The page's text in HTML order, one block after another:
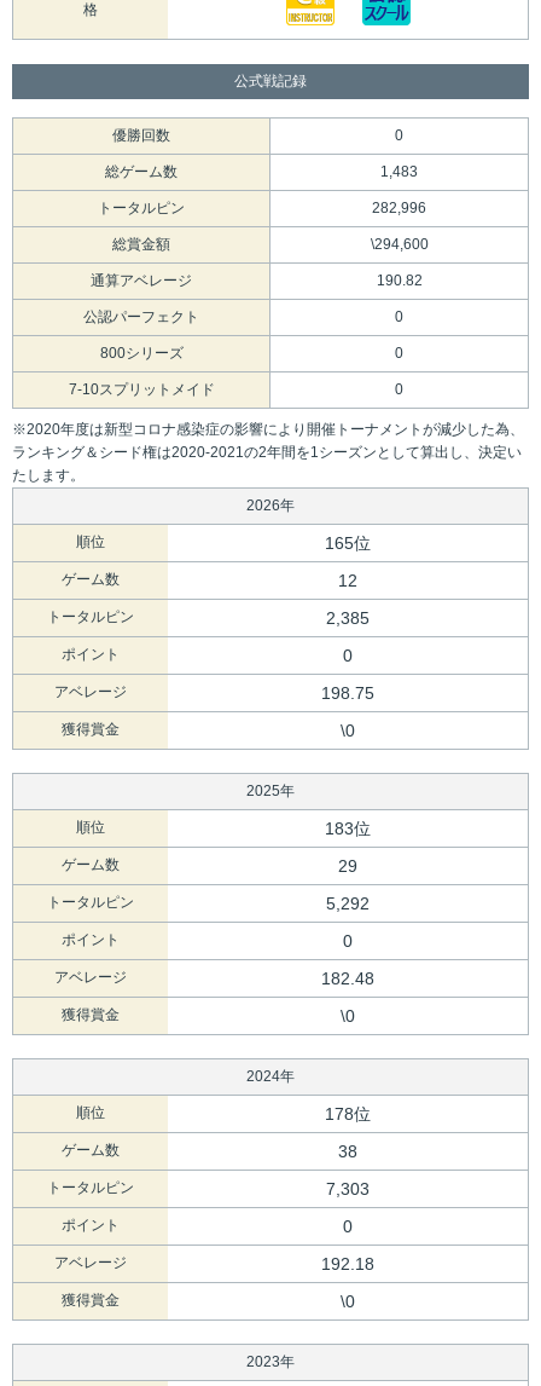
格
公式戦記録
優勝回数 0
総ゲーム数 1,483
トータルピン 282,996
総賞金額 \294,600
通算アベレージ 190.82
公認パーフェクト 0
800シリーズ 0
7-10スプリットメイド 0
※2020年度は新型コロナ感染症の影響により開催トーナメントが減少した為、
ランキング＆シード権は2020-2021の2年間を1シーズンとして算出し、決定い
たします。
2026年
順位 165位
ゲーム数 12
トータルピン 2,385
ポイント 0
アベレージ 198.75
獲得賞金 \0
2025年
順位 183位
ゲーム数 29
トータルピン 5,292
ポイント 0
アベレージ 182.48
獲得賞金 \0
2024年
順位 178位
ゲーム数 38
トータルピン 7,303
ポイント 0
アベレージ 192.18
獲得賞金 \0
2023年